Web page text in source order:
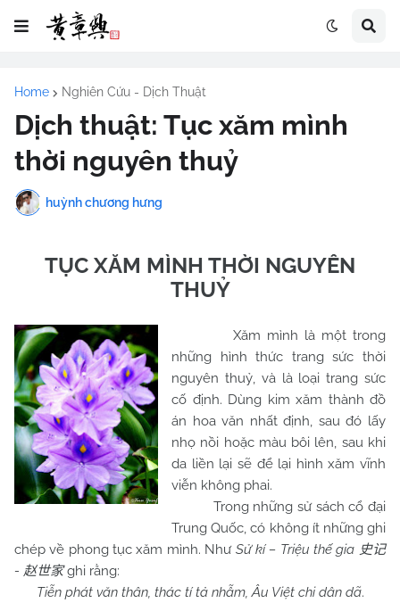
Home Nghiên Cứu - Dịch Thuật
Dịch thuật: Tục xăm mình
thời nguyên thuỷ
huỳnh chương hưng
TỤC XĂM MÌNH THỜI NGUYÊN
THUỶ
Xăm mình là một trong
những hình thức trang sức thời
nguyên thuỷ, và là loại trang sức
cố định. Dùng kim xăm thành đồ
án hoa văn nhất định, sau đó lấy
nhọ nồi hoặc màu bôi lên, sau khi
da liền lại sẽ để lại hình xăm vĩnh
viễn không phai.
Trong những sử sách cổ đại
Trung Quốc, có không ít những ghi
chép về phong tục xăm mình. Như Sử kí – Triệu thế gia 史记
- 赵世家ghi rằng:
Tiễn phát văn thân, thác tí tả nhẫm, Âu Việt chi dân dã.